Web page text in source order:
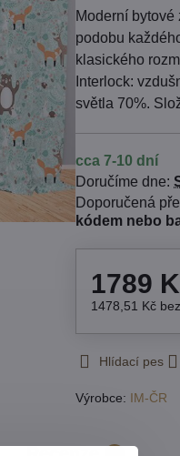
Moderní bytové
podobu
klasického
Interlock:
světla 70%.
cca 7-10 dní
Doručíme dne:
kódem nebo
1789
1478,51 Kč
Hlídací pes
Výrobce: IM-ČR